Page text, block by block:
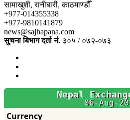
सामाखुशी, रानीबारी, काठमाण्डौँ
+977-014355338
+977-9810141879
news@sajhapana.com
सुचना बिभाग दर्ता नं. ३०५ / ०७२-०७३